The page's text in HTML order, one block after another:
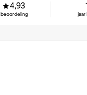
4,93
beoordeling jaar